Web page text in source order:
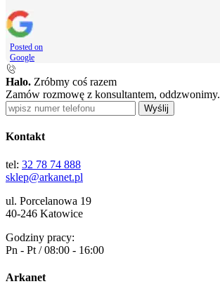
Posted on
Google
Halo. Zróbmy coś razem
Zamów rozmowę z konsultantem, oddzwonimy.
Wyślij
Kontakt
tel: 32 78 74 888
sklep@arkanet.pl
ul. Porcelanowa 19
40-246 Katowice
Godziny pracy:
Pn - Pt / 08:00 - 16:00
Arkanet